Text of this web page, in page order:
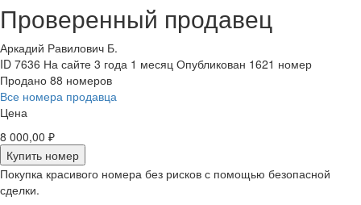
Проверенный продавец
Аркадий Равилович Б.
ID 7636 На сайте 3 года 1 месяц Опубликован 1621 номер
Продано 88 номеров
Все номера продавца
Цена
8 000,00 ₽
Купить номер
Покупка красивого номера без рисков с помощью безопасной
сделки.